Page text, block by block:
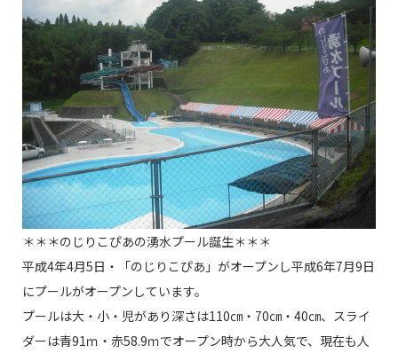
＊＊＊のじりこぴあの湧水プール誕生＊＊＊
平成4年4月5日・「のじりこぴあ」がオープンし平成6年7月9日
にプールがオープンしています。
プールは大・小・児があり深さは110㎝・70㎝・40㎝、スライ
ダーは青91ｍ・赤58.9ｍでオープン時から大人気で、現在も人